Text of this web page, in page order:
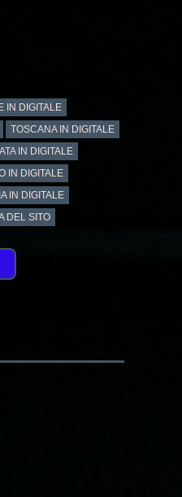
IN DIGITALE
TOSCANA IN DIGITALE
IN DIGITALE
IN DIGITALE
IN DIGITALE
DEL SITO